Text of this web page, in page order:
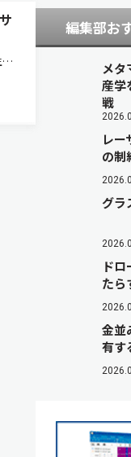
AI
編集部お
メ
産学
戦
レ
の制
グラ
ド
たら
金並
有す